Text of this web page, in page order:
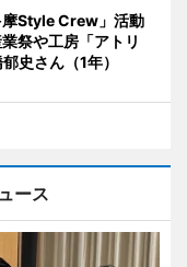
Style Crew」活動
祭や工房「アトリ
史さん（1年）
ース